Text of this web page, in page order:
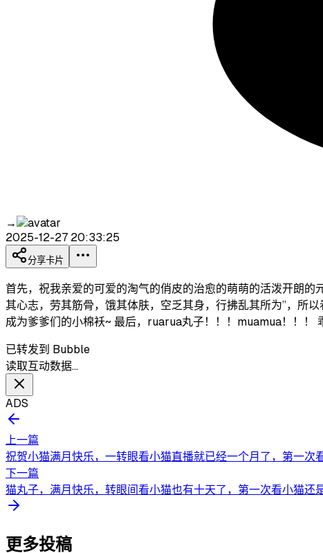
→
2025-12-27 20:33:25
分享卡片
首先，祝我亲爱的可爱的淘气的俏皮的治愈的萌萌的活泼开朗
其心志，劳其筋骨，饿其体肤，空乏其身，行拂乱其所为”，所
成为爹爹们的小棉袄~ 最后，ruarua丸子！！！muamua！！！
已转发到 Bubble
读取互动数据…
ADS
上一篇
祝贺小猫满月快乐，一转眼看小猫直播就已经一个月了，第一
下一篇
猫丸子，满月快乐，转眼间看小猫也有十天了，第一次看小猫
更多投稿